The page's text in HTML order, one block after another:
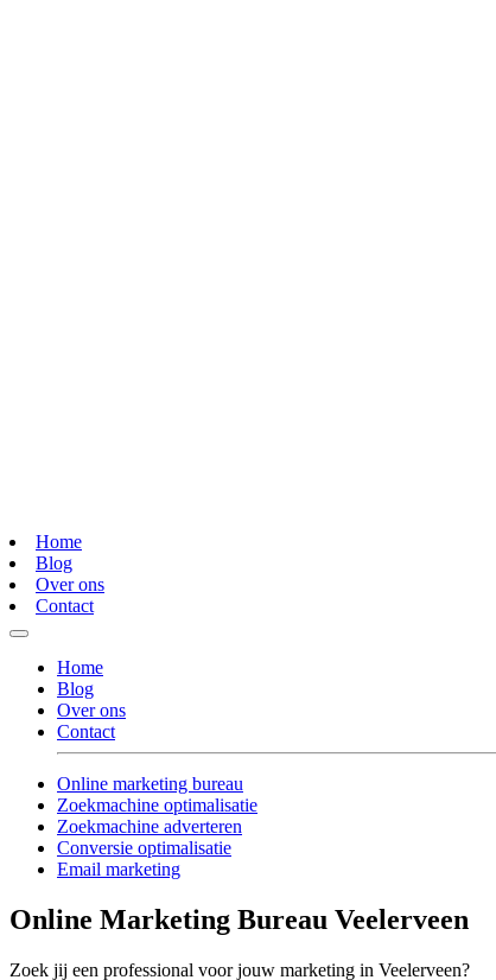
Home
Blog
Over ons
Contact
Home
Blog
Over ons
Contact
Online marketing bureau
Zoekmachine optimalisatie
Zoekmachine adverteren
Conversie optimalisatie
Email marketing
Online Marketing Bureau Veelerveen
Zoek jij een professional voor jouw marketing in Veelerveen?